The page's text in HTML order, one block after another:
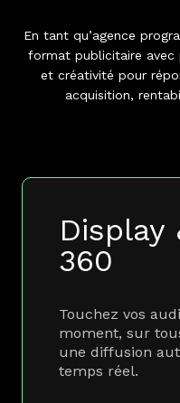
En tant qu’agence
format publicitaire avec
et créativité pour
acquisition,
Display
360
Touchez vos
moment, sur
une diffusion
temps réel.